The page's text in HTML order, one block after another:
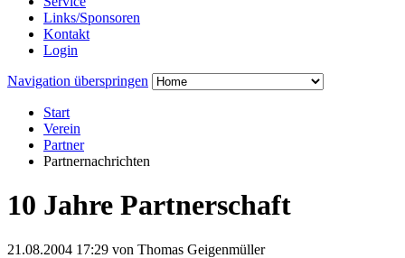
Links/Sponsoren
Kontakt
Login
Navigation überspringen
Start
Verein
Partner
Partnernachrichten
10 Jahre Partnerschaft
21.08.2004 17:29 von Thomas Geigenmüller